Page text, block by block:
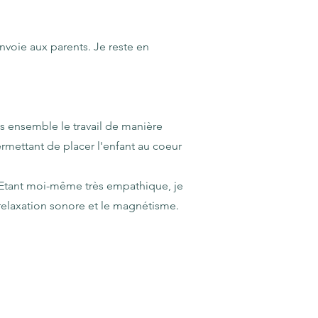
aux parents. Je reste en
ensemble le travail de manière
de placer l'enfant au coeur
moi-même très empathique, je
sonore et le magnétisme.